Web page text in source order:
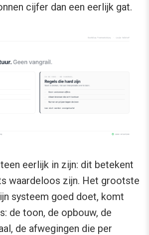
cijfer dan een eerlijk gat.
eerlijk in zijn: dit betekent
waardeloos zijn. Het grootste
systeem goed doet, komt
de toon, de opbouw, de
de afwegingen die per